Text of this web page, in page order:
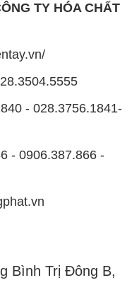
TY HÓA CHẤT
- 028.3756.1841-
- 0906.387.866 -
Bình Trị Đông B,